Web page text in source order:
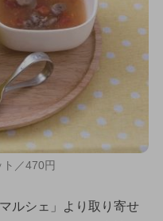
／470円
ルシェ」より取り寄せ